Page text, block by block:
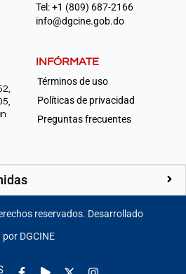
Tel: +1 (809) 687-2166
info@dgcine.gob.do
INFÓRMATE
Términos de uso
Políticas de privacidad
Preguntas frecuentes
reservados. Desarrollado
por DGCINE
Facebook-
Play Instagram